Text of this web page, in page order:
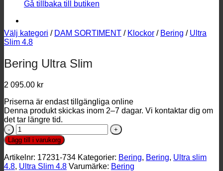
Gå tillbaka till butiken
Välj kategori / DAM SORTIMENT / Klockor / Bering / Ultra
Slim 4.8
Bering Ultra Slim
2 095.00 kr
Priserna är endast tillgängliga online
Denna produkt skickas inom 2–7 dagar. Vi kontaktar dig om
det tar längre tid.
Bering
Ultra
Slim
mängd
Lägg till i varukorg
Artikelnr: 17231-734 Kategorier: Bering, Bering, Ultra slim
4.8, Ultra Slim 4.8 Varumärke: Bering